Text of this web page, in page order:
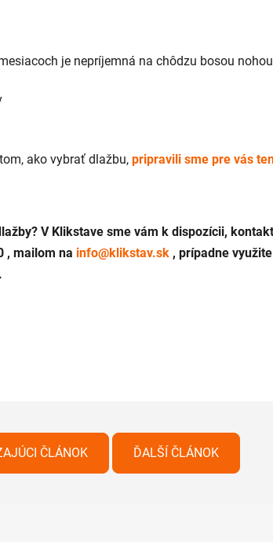
je nepríjemná na chôdzu bosou nohou
ako vybrať dlažbu, pripravili sme pre vás
V Klikstave sme vám k dispozícii,
, mailom na info@klikstav.sk , prípadne
ČLÁNOK ĎALŠÍ ČLÁNOK